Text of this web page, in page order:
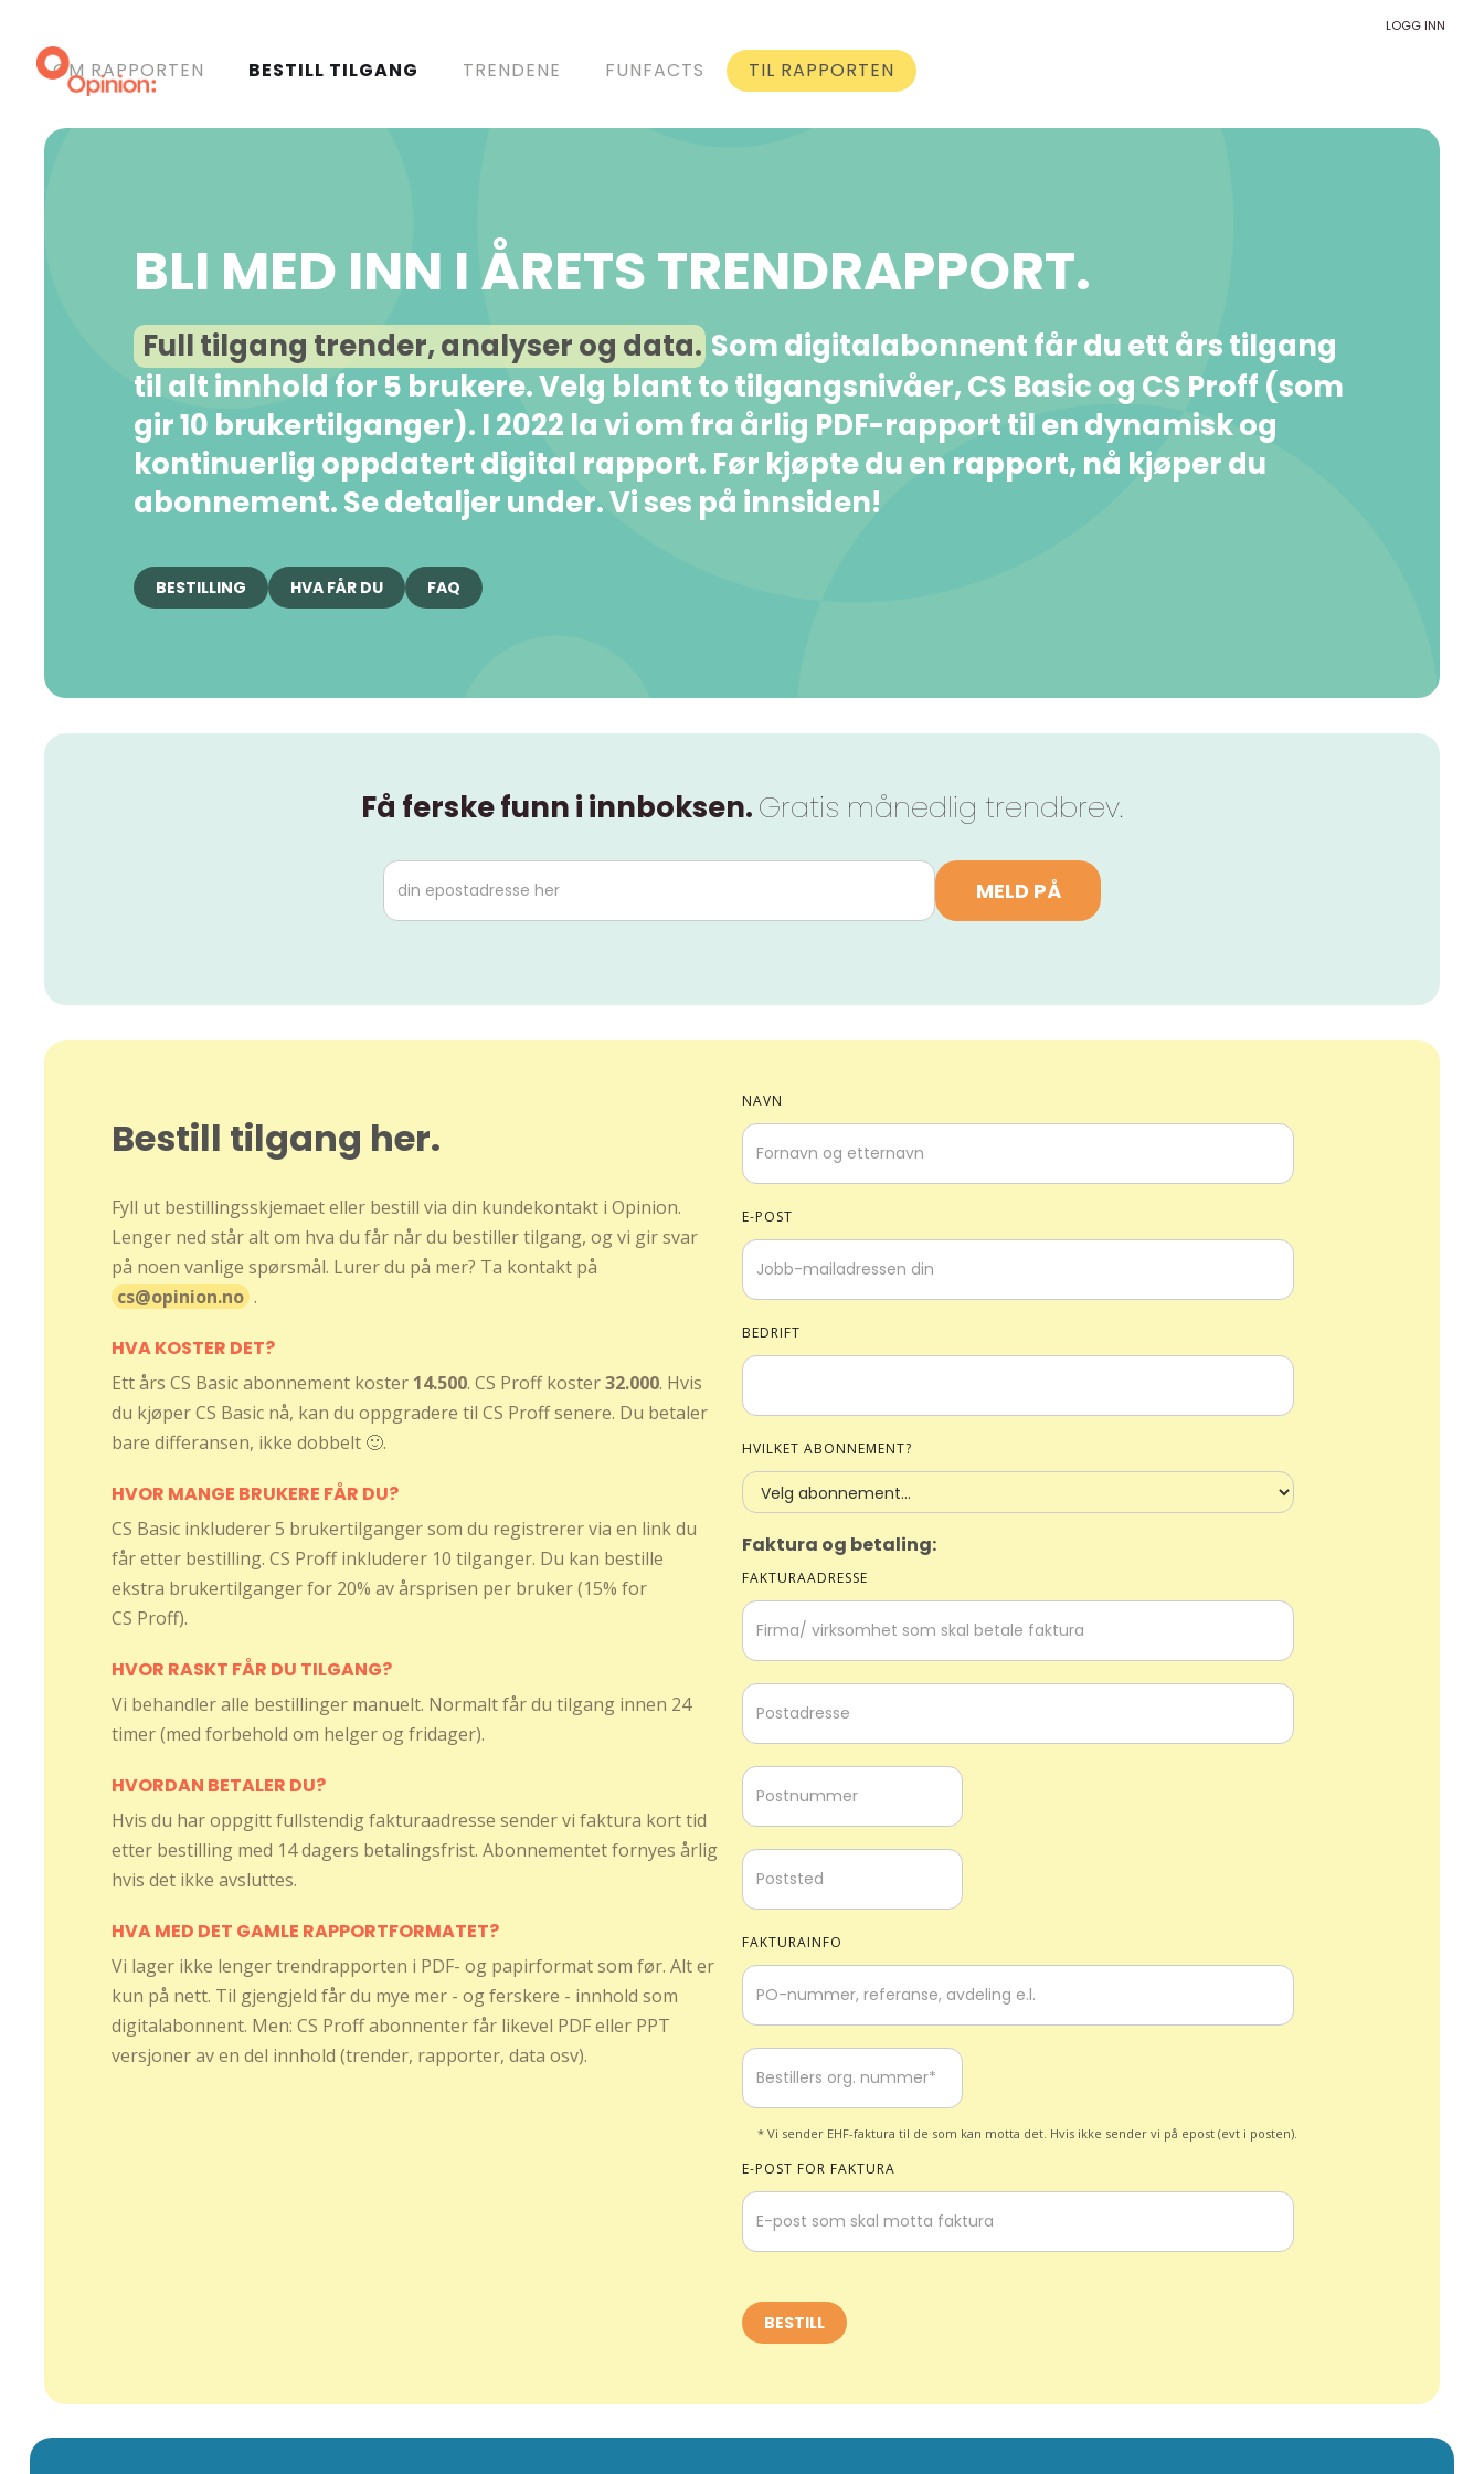
OM RAPPORTEN BESTILL TILGANG TRENDENE FUNFACTS TIL RAPPORTEN
LOGG INN
BLI MED INN I ÅRETS TRENDRAPPORT.
Full tilgang trender, analyser og data.Som digitalabonnent får du ett års tilgang
til alt innhold for 5 brukere. Velg blant to tilgangsnivåer, CS Basic og CS Proff (som
gir 10 brukertilganger). I 2022 la vi om fra årlig PDF-rapport til en dynamisk og
kontinuerlig oppdatert digital rapport. Før kjøpte du en rapport, nå kjøper du
abonnement. Se detaljer under. Vi ses på innsiden!
BESTILLING HVA FÅR DU FAQ
Få ferske funn i innboksen.Gratis månedlig trendbrev.
Bestill tilgang her.
Fyll ut bestillingsskjemaet eller bestill via din kundekontakt i Opinion.
Lenger ned står alt om hva du får når du bestiller tilgang, og vi gir svar
på noen vanlige spørsmål. Lurer du på mer? Ta kontakt på
cs@opinion.no .
HVA KOSTER DET?
Ett års CS Basic abonnement koster 14.500. CS Proff koster32.000. Hvis
du kjøper CS Basic nå, kan du oppgradere til CS Proff senere. Du betaler
bare differansen, ikke dobbelt 🙂.
HVOR MANGE BRUKERE FÅR DU?
CS Basic inkluderer 5 brukertilganger som du registrerer via en link du
får etter bestilling. CS Proff inkluderer 10 tilganger. Du kan bestille
ekstra brukertilganger for 20% av årsprisen per bruker (15% for
CS Proff).
HVOR RASKT FÅR DU TILGANG?
Vi behandler alle bestillinger manuelt. Normalt får du tilgang innen 24
timer (med forbehold om helger og fridager).
HVORDAN BETALER DU?
Hvis du har oppgitt fullstendig fakturaadresse sender vi faktura kort tid
etter bestilling med 14 dagers betalingsfrist. Abonnementet fornyes årlig
hvis det ikke avsluttes.
HVA MED DET GAMLE RAPPORTFORMATET?
Vi lager ikke lenger trendrapporten i PDF- og papirformat som før. Alt er
kun på nett. Til gjengjeld får du mye mer - og ferskere - innhold som
digitalabonnent. Men: CS Proff abonnenter får likevel PDF eller PPT
versjoner av en del innhold (trender, rapporter, data osv).
NAVN
E-POST
BEDRIFT
HVILKET ABONNEMENT?
Faktura og betaling:
FAKTURAADRESSE
FAKTURAINFO
* Vi sender EHF-faktura til de som kan motta det. Hvis ikke sender vi på epost (evt i posten).
E-POST FOR FAKTURA